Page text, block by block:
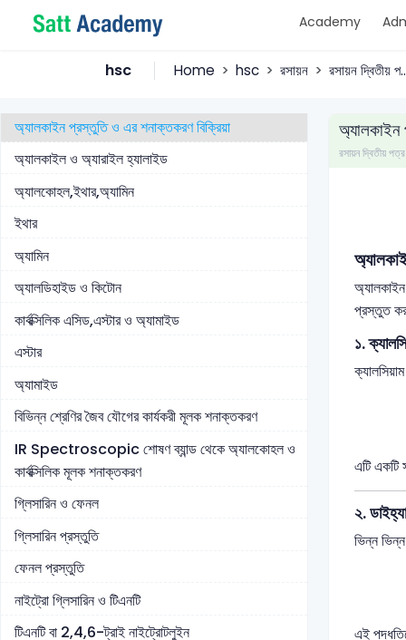
Academy
hsc Home hsc রসায়ন রসায়ন দ্বিতীয়
বেনজিনে বহু প্রতিস্থাপন বিক্রিয়া ও ওরিয়েন্টেশন
অ্যালকেন প্রস্তুতি ও এর শনাক্তকরণ বিক্রিয়া
অ্যালকাইন প্রস্তুতি ও এর শনাক্তকরণ বিক্রিয়া
অ্যালকাইল ও অ্যারাইল হ্যালাইড
অ্যালকোহল,ইথার,অ্যামিন
ইথার
অ্যামিন
অ্যালডিহাইড ও কিটোন
কার্বক্সিলিক এসিড,এস্টার ও অ্যামাইড
এস্টার
অ্যামাইড
বিভিন্ন শ্রেণির জৈব যৌগের কার্যকরী মূলক শনাক্তকরণ
IR Spectroscopic শোষণ ব্যান্ড থেকে অ্যালকোহল ও
কার্বক্সিলিক মূলক শনাক্তকরণ
গ্লিসারিন ও ফেনল
গ্লিসারিন প্রস্তুতি
ফেনল প্রস্তুতি
নাইট্রো গ্লিসারিন ও টিএনটি
টিএনটি বা 2,4,6-ট্রাই নাইট্রোটলুইন
অ্যালকাইন
রসায়ন দ্বিতীয়
প্রস্তুত
১.
এটি একটি
২.
ভিন্ন
এই